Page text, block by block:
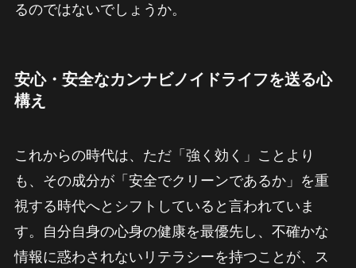
るのではないでしょうか。
安心・安全なカンナビノイドライフを送る心
構え
これからの時代は、ただ「強く効く」ことより
も、その成分が「安全でクリーンであるか」を重
視する時代へとシフトしていると言われていま
す。自分自身の心身の健康を最優先し、不確かな
情報に惑わされないリテラシーを持つことが、ス